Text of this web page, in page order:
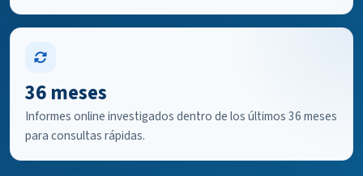
36 meses
Informes online investigados dentro de los últimos 36 meses
para consultas rápidas.